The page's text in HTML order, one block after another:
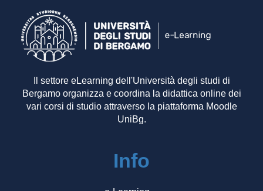
Il settore eLearning dell'Università degli studi di
Bergamo organizza e coordina la didattica online dei
vari corsi di studio attraverso la piattaforma Moodle
UniBg.
Info